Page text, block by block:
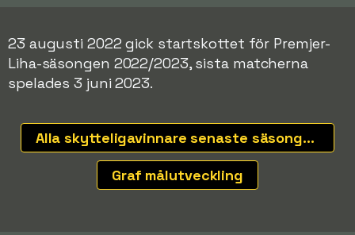
23 augusti 2022 gick startskottet för Premjer-
Liha-säsongen 2022/2023, sista matcherna
spelades 3 juni 2023.
Alla skytteligavinnare senaste säsongerna
Graf målutveckling